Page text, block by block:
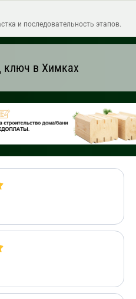
и последовательность этапов.
ключ в Химках